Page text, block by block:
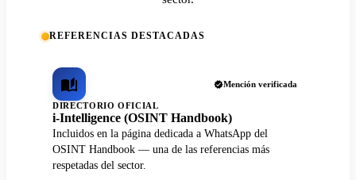
REFERENCIAS DESTACADAS
Mención verificada
DIRECTORIO OFICIAL
i-Intelligence (OSINT Handbook)
Incluidos en la página dedicada a WhatsApp del
OSINT Handbook — una de las referencias más
respetadas del sector.